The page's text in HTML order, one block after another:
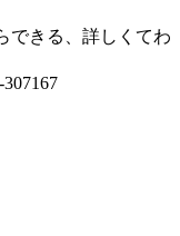
できる、詳しくてわ